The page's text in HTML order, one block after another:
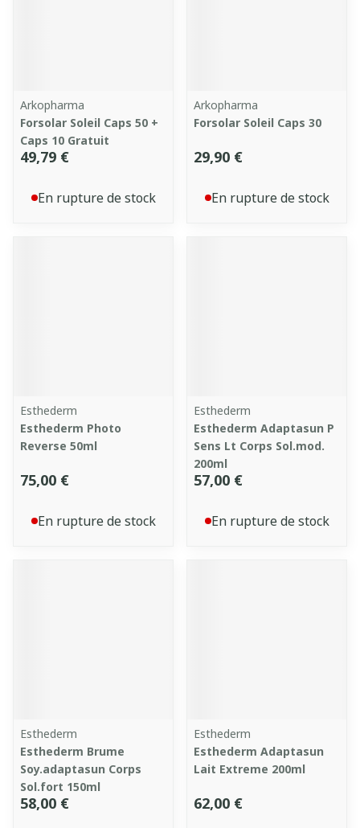
Arkopharma
Forsolar Soleil Caps 50 +
Caps 10 Gratuit
49,79 €
En rupture de stock
Arkopharma
Forsolar Soleil Caps 30
29,90 €
En rupture de stock
Esthederm
Esthederm Photo
Reverse 50ml
75,00 €
En rupture de stock
Esthederm
Esthederm Adaptasun P
Sens Lt Corps Sol.mod.
200ml
57,00 €
En rupture de stock
Esthederm
Esthederm Brume
Soy.adaptasun Corps
Sol.fort 150ml
58,00 €
Esthederm
Esthederm Adaptasun
Lait Extreme 200ml
62,00 €